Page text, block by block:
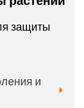
защиты
и